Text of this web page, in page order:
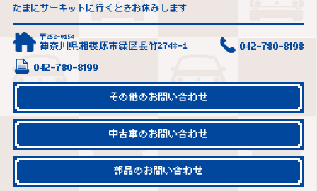
たまにサーキットに行くときお休みします
〒252-0154
神奈川県相模原市緑区長竹2748-1 042-780-8198
042-780-8199
その他のお問い合わせ
中古車のお問い合わせ
部品のお問い合わせ